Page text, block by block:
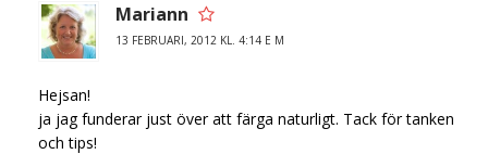
Mariann
13 FEBRUARI, 2012 KL. 4:14 E M
Hejsan!
ja jag funderar just över att färga naturligt. Tack för tanken
och tips!